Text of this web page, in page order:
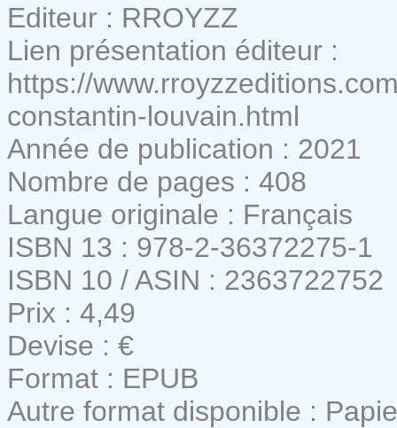
Editeur : RROYZZ
Lien présentation éditeur :
https://
constantin-louvain.html
Année de publication : 2021
Nombre de pages : 408
Langue originale : Français
ISBN 13 : 978-2-36372275-1
ISBN 10 / ASIN : 2363722752
Prix : 4,49
Devise : €
Format : EPUB
Autre format disponible :